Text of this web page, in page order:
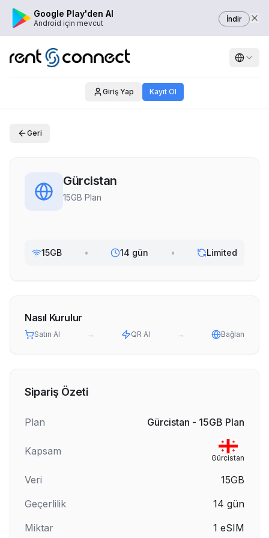
Google Play'den Al
Android için mevcut İndir
Giriş Yap Kayıt Ol
Geri
Gürcistan
15GB Plan
15GB • 14 gün • Limited
Nasıl Kurulur
Satın Al → QR Al → Bağlan
Sipariş Özeti
Plan Gürcistan - 15GB Plan
Kapsam
Gürcistan
Veri
15GB
Geçerlilik
14 gün
Miktar
1 eSIM